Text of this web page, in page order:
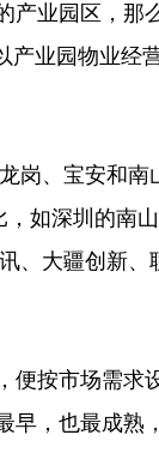
产业园区，那
产业园物业经
、宝安和南
如深圳的南
、大疆创新、
按市场需求
早，也最成熟